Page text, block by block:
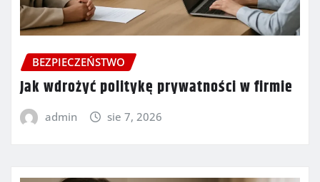
BEZPIECZEŃSTWO
Jak wdrożyć politykę prywatności w firmie
admin sie 7, 2026